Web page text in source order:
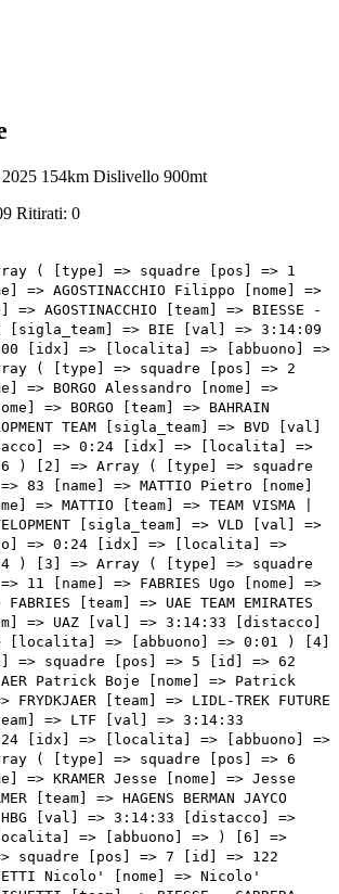
154km Dislivello 900mt
Ritirati: 0
=> 0:24 [idx] => [localita] => [abbuono] => ) [8] => Array ( [type] => squadre [pos] => 9 [id] => 262 [name] => BOICHIS Adrien [nome] => Adrien [cognome] => BOICHIS [team] => RED BULL – BORA – HANSGROHE ROOKIES [sigla_team] => RBC [val] => 3:14:33 [distacco] => 0:24 [idx] => [localita] => [abbuono] => ) [9] => Array ( [type] => squadre [pos] => 10 [id] => 44 [name] => NESPOLI Lorenzo [nome] => Lorenzo [cognome] => NESPOLI [team] => MBH BANK BALLAN CSB [sigla_team] => MBH [val] => 3:14:33 [distacco] => 0:24 [idx] => [localita] => [abbuono] => ) [10] => Array ( [type] => squadre [pos] => 11 [id] => 243 [name] => HLADY Gavin [nome] => Gavin [cognome] => HLADY [team] => EF EDUCATION – AEVOLO [sigla_team] => EFA [val] => 3:14:45 [distacco] => 0:36 [idx] => [localita] => [abbuono] => ) [11] => Array ( [type] => squadre [pos] => 12 [id] => 55 [name] => L'HOTE Antoine [nome] => Antoine [cognome] => L'HOTE [team] => DECATHLON AG2R LA MONDIALE DEVELOPMENT TEAM [sigla_team] => DAD [val] => 3:14:48 [distacco] => 0:39 [idx] => [localita] => [abbuono] => 0:03 ) [12] => Array ( [type] => squadre [pos] => 13 [id] => 264 [name] => THORNLEY Callum [nome] => Callum [cognome] => THORNLEY [team] => RED BULL – BORA – HANSGROHE ROOKIES [sigla_team] => RBC [val] => 3:15:58 [distacco] => 01:49 [idx] => [localita] => [abbuono] => ) [13] => Array ( [type] => squadre [pos] => 14 [id] => 134 [name] => VANDEN HEEDE Lars [nome] => Lars [cognome] => VANDEN HEEDE [team] => SOUDAL QUICK-STEP DEVO TEAM [sigla_team] => SQD [val] => 3:15:58 [distacco] => 01:49 [idx] => [localita] => [abbuono] => ) [14] => Array ( [type] => squadre [pos] => 15 [id] => 315 [name] => MARTINI Marco [nome] => Marco [cognome] => MARTINI [team] => TEAM TECHNIPES #INEMILIAROMAGNA [sigla_team] => TER [val] => 3:15:58 [distacco] => 01:49 [idx] => [localita] => [abbuono] => ) [15] => Array ( [type] => squadre [pos] => 16 [id] => 15 [name] => SCHWARZBACHER Matthias [nome] => Matthias [cognome] => SCHWARZBACHER [team] => UAE TEAM EMIRATES GEN Z [sigla_team] => UAZ [val] => 3:15:58 [distacco] => 01:49 [idx] => [localita] => [abbuono] => ) [16] => Array ( [type] => squadre [pos] => 17 [id] => 111 [name] => GUALDI Simone [nome] => Simone [cognome] => GUALDI [team] => WANTY - NIPPO - RE UZ [sigla_team] => WNR [val] => 3:15:58 [distacco] => 01:49 [idx] => [localita] => [abbuono] => ) [17] => Array ( [type] => squadre [pos] => 18 [id] => 281 [name] => BELLETTA Dario Igor [nome] => Dario Igor [cognome] => BELLETTA [team] => SOLME OLMO [sigla_team] => SOL [val] => 3:15:58 [distacco] => 01:49 [idx] => [localita] => [abbuono] => ) [18] => Array ( [type] => squadre [pos] => 19 [id] => 325 [name] => PERANI Riccardo [nome] => Riccardo [cognome] => PERANI [team] => U.C. TREVIGIANI ENERGIAPURA MARCHIOL [sigla_team] => UTC [val] => 3:15:58 [distacco] => 01:49 [idx] => [localita] => [abbuono] => ) [19] => Array ( [type] => squadre [pos] => 20 [id] => 22 [name] => LIMA Daniel [nome] => Daniel [cognome] => LIMA [team] => ISRAEL PREMIER TECH ACADEMY [sigla_team] => ICA [val] => 3:15:58 [distacco] => 01:49 [idx] => [localita] => [abbuono] => ) [20] => Array ( [type] => squadre [pos] => 21 [id] => 32 [name] => DONZÉ Robin [nome] => Robin [cognome] => DONZÉ [team] => TUDOR PRO CYCLING TEAM U23 [sigla_team] => TUU [val] => 3:15:58 [distacco] => 01:49 [idx] => [localita] => [abbuono] => ) [21] => Array ( [type] => squadre [pos] => 22 [id] => 294 [name] => GIALLI Matteo [nome] => Matteo [cognome] => GIALLI [team] => TEAM HOPPLA' [sigla_team] => HOP [val] => 3:15:58 [distacco] => 01:49 [idx] => [localita] => [abbuono] => ) [22] => Array ( [type] => squadre [pos] => 23 [id] => 133 [name] => SOENENS Viktor [nome] => Viktor [cognome] => SOENENS [team] => SOUDAL QUICK-STEP DEVO TEAM [sigla_team] => SQD [val] => 3:15:58 [distacco] => 01:49 [idx] => [localita] => [abbuono] => ) [23] => Array ( [type] => squadre [pos] => 24 [id] => 145 [name] => NEGRENTE Mattia [nome] => Mattia [cognome] => NEGRENTE [team] => XDS ASTANA DEVELOPMENT TEAM [sigla_team] => AQD [val] => 3:15:58 [distacco] => 01:49 [idx] =>